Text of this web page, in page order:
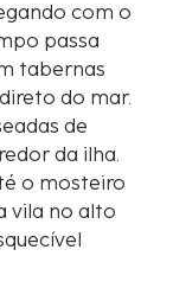
com o
passa
tabernas
do mar.
de
da ilha.
o mosteiro
vila no alto